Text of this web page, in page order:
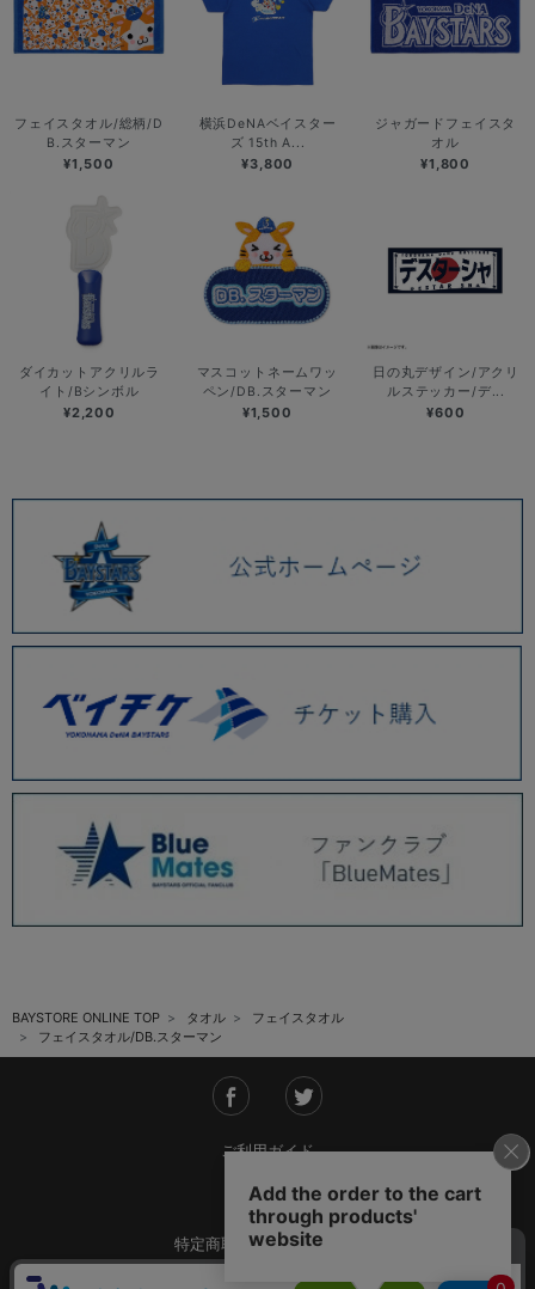
フェイスタオル/総柄/D
B.スターマン
¥1,500
横浜DeNAベイスター
ズ 15th A...
¥3,800
ジャガードフェイスタ
オル
¥1,800
ダイカットアクリルラ
イト/Bシンボル
¥2,200
マスコットネームワッ
ペン/DB.スターマン
¥1,500
日の丸デザイン/アクリ
ルステッカー/デ...
¥600
BAYSTORE ONLINE TOP タオル
フェイスタオル
フェイスタオル/DB.スターマン
ご利用ガイド
会社概要
特定商取引法に基づく表記